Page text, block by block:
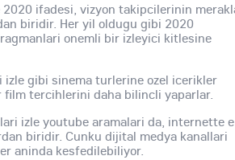
ifadesi, vizyon takipcilerinin
biridir. Her yil oldugu gibi 2020
onemli bir izleyici kitlesine
gibi sinema turlerine ozel icerikler
film tercihlerini daha bilincli yaparlar.
izle youtube aramalari da, internette
biridir. Cunku dijital medya kanallari
aninda kesfedilebiliyor.